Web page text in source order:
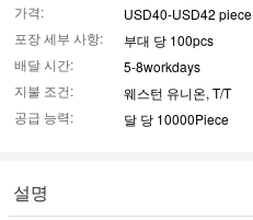
가격:
USD40-USD42 piece
포장 세부 사항:
부대 당 100pcs
배달 시간:
5-8workdays
지불 조건:
웨스턴 유니온, T/T
공급 능력:
달 당 10000Piece
설명